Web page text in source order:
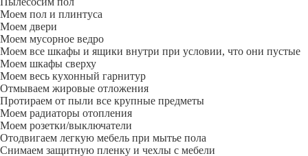
Моем пол и плинтуса
Моем двери
Моем мусорное ведро
Моем все шкафы и ящики внутри при условии, что они пустые
Моем шкафы сверху
Моем весь кухонный гарнитур
Отмываем жировые отложения
Протираем от пыли все крупные предметы
Моем радиаторы отопления
Моем розетки/выключатели
Отодвигаем легкую мебель при мытье пола
Снимаем защитную пленку и чехлы с мебели